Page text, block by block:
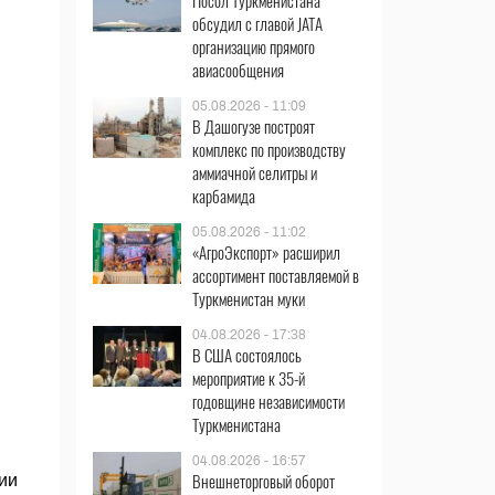
обсудил с главой JATA
организацию прямого
авиасообщения
05.08.2026 - 11:09
В Дашогузе построят
комплекс по производству
аммиачной селитры и
карбамида
05.08.2026 - 11:02
«АгроЭкспорт» расширил
ассортимент поставляемой в
Туркменистан муки
04.08.2026 - 17:38
В США состоялось
мероприятие к 35-й
годовщине независимости
Туркменистана
04.08.2026 - 16:57
Внешнеторговый оборот